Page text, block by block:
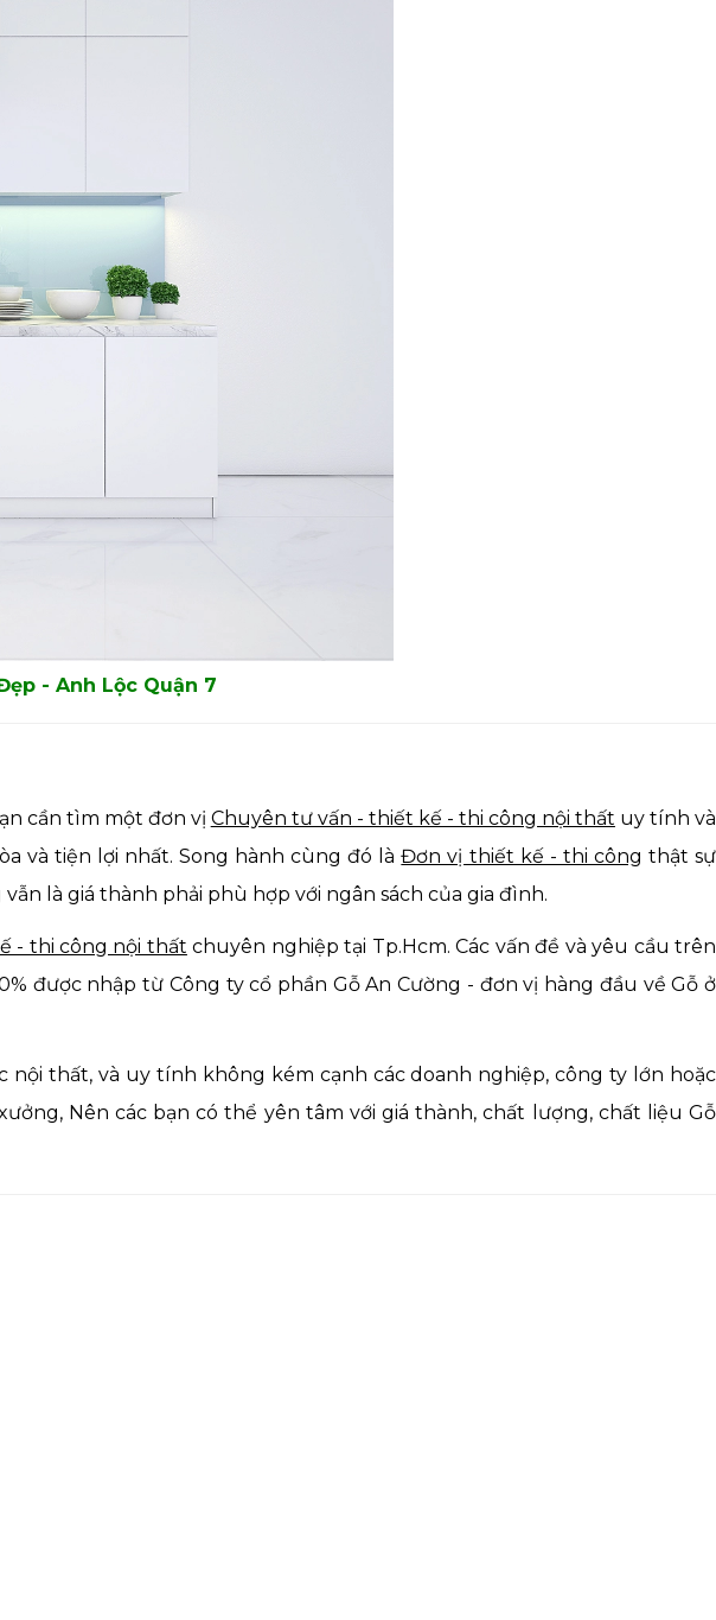
- Anh Lộc Quận 7
cần tìm một đơn vị Chuyên tư vấn - thiết kế - thi công nội thất uy tính và
và tiện lợi nhất. Song hành cùng đó làĐơn vị thiết kế - thi công thật sự
là giá thành phải phù hợp với ngân sách của gia đình.
- thi công nội thất chuyên nghiệp tại Tp.Hcm. Các vấn đề và yêu cầu trên
được nhập từ Công ty cổ phần Gỗ An Cường - đơn vị hàng đầu về Gỗ ở
thất, và uy tính không kém cạnh các doanh nghiệp, công ty lớn hoặc
Nên các bạn có thể yên tâm với giá thành, chất lượng, chất liệu Gỗ